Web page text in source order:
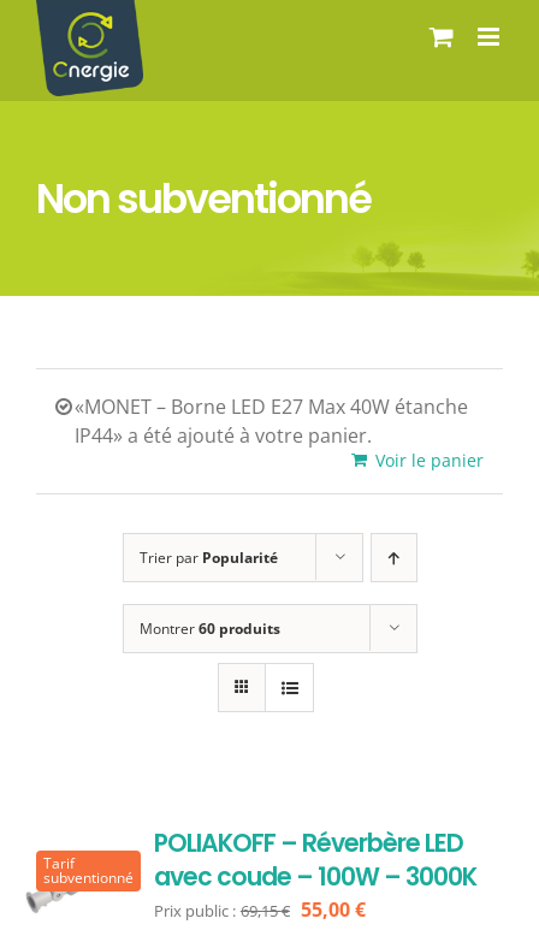
Passer
contenu
Non subventionné
«MONET – Borne LED E27 Max 40W étanche
IP44» a été ajouté à votre panier.
Voir le panier
Trier par Popularité
Montrer60 produits
Tarif
subventionné
POLIAKOFF – Réverbère LED
avec coude – 100W – 3000K
Prix public : 69,15€ Le
55,00€Le